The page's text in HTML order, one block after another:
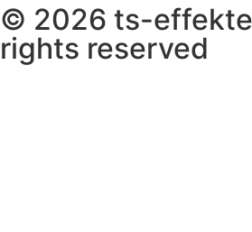
© 2026 ts-
rights reserved